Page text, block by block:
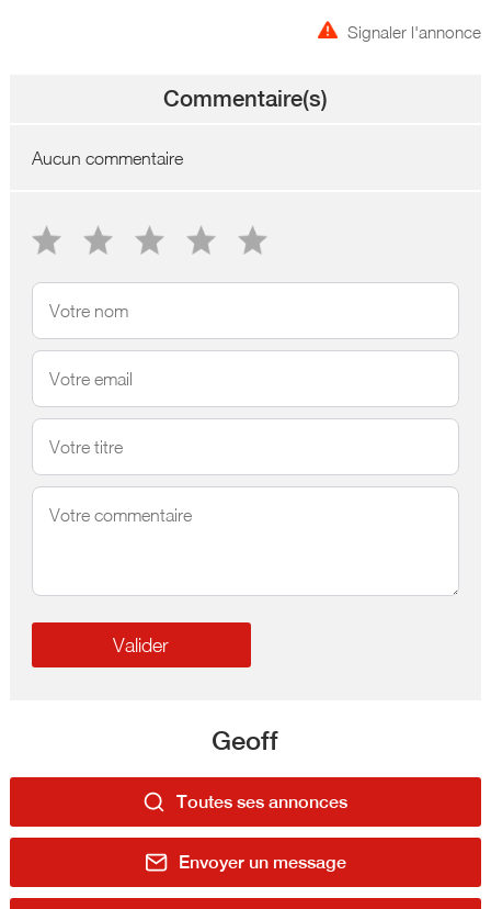
Signaler l'annonce
Commentaire(s)
Aucun commentaire
Geoff
Toutes ses annonces
Envoyer un message